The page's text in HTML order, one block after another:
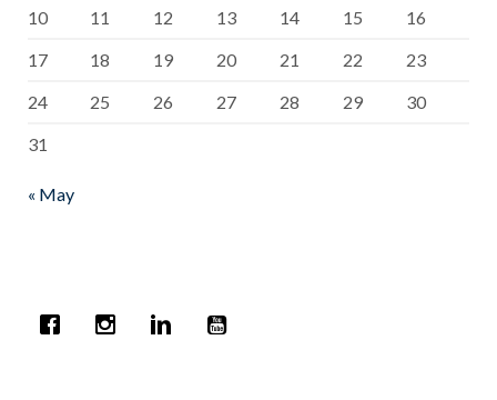
10
11 12 13 14 15
16
17
18 19 20 21 22
23
24
25 26 27 28 29
30
31
« May